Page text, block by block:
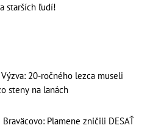
starších ľudí!
20-ročného lezca museli
steny na lanách
Plamene zničili DESAŤ